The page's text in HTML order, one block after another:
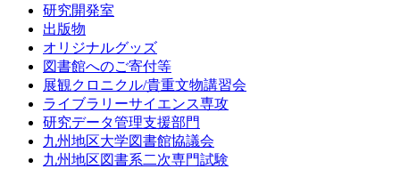
研究開発室
出版物
オリジナルグッズ
図書館へのご寄付等
展観クロニクル/貴重文物講習会
ライブラリーサイエンス専攻
研究データ管理支援部門
九州地区大学図書館協議会
九州地区図書系二次専門試験